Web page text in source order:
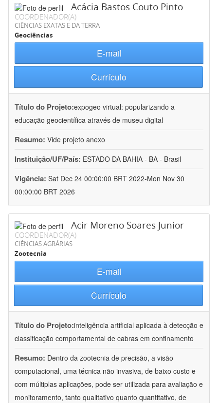
Acácia Bastos Couto Pinto
COORDENADOR(A)
CIÊNCIAS EXATAS E DA TERRA
Geociências
E-mail
Currículo
Título do Projeto:expogeo virtual: popularizando a
educação geocientífica através de museu digital
Resumo: Vide projeto anexo
Instituição/UF/País: ESTADO DA BAHIA - BA - Brasil
Vigência: Sat Dec 24 00:00:00 BRT 2022-Mon Nov 30
00:00:00 BRT 2026
Acir Moreno Soares Junior
COORDENADOR(A)
CIÊNCIAS AGRÁRIAS
Zootecnia
E-mail
Currículo
Título do Projeto:inteligência artificial aplicada à detecção e
classificação comportamental de cabras em confinamento
Resumo: Dentro da zootecnia de precisão, a visão
computacional, uma técnica não invasiva, de baixo custo e
com múltiplas aplicações, pode ser utilizada para avaliação e
monitoramento, tanto qualitativo quanto quantitativo, de